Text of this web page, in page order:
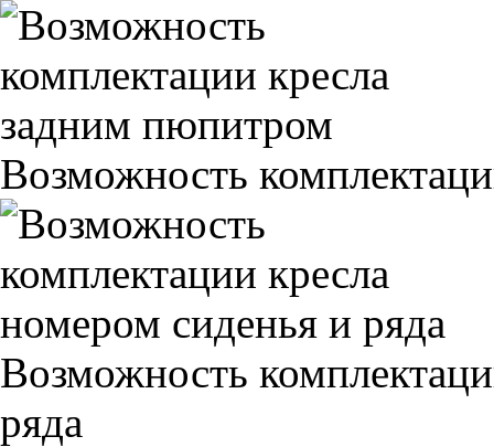
Возможность
Возможность
ряда